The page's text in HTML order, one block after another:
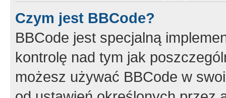
Czym jest BBCode?
BBCode jest specjalną
kontrolę nad tym jak
możesz używać BBCode w